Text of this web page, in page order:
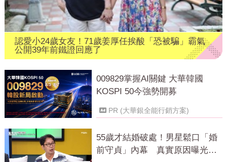
認愛小24歲女友！71歲姜厚任挨酸「恐被騙」霸氣
公開39年前鐵證回應了
009829掌握AI關鍵 大華韓國
KOSPI 50今強勢開募
PR (大華銀全能行銷方案)
55歲才結婚破處！男星鬆口「婚
前守貞」內幕 真實原因曝光全